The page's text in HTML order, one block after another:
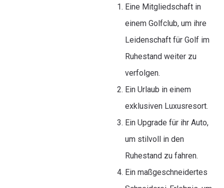
Eine Mitgliedschaft in
einem Golfclub, um ihre
Leidenschaft für Golf im
Ruhestand weiter zu
verfolgen.
Ein Urlaub in einem
exklusiven Luxusresort.
Ein Upgrade für ihr Auto,
um stilvoll in den
Ruhestand zu fahren.
Ein maßgeschneidertes